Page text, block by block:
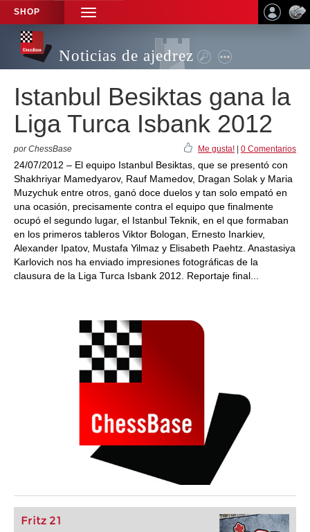
SHOP
TOGGLE
NAVIGATION
Noticias de ajedrez
Istanbul Besiktas gana la
Liga Turca Isbank 2012
por ChessBase Me gusta! 0 Comentarios
24/07/2012 – El equipo Istanbul Besiktas, que se presentó con
Shakhriyar Mamedyarov, Rauf Mamedov, Dragan Solak y Maria
Muzychuk entre otros, ganó doce duelos y tan solo empató en
una ocasión, precisamente contra el equipo que finalmente
ocupó el segundo lugar, el Istanbul Teknik, en el que formaban
en los primeros tableros Viktor Bologan, Ernesto Inarkiev,
Alexander Ipatov, Mustafa Yilmaz y Elisabeth Paehtz. Anastasiya
Karlovich nos ha enviado impresiones fotográficas de la
clausura de la Liga Turca Isbank 2012. Reportaje final...
Fritz 21